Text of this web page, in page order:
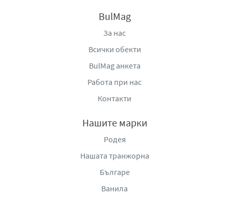
BulMag
За нас
Всички обекти
BulMag анкета
Работа при нас
Контакти
Нашите марки
Родея
Нашата транжорна
Българе
Ванила